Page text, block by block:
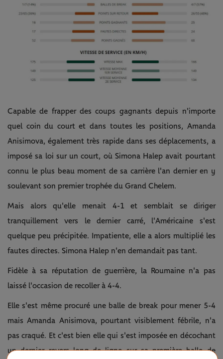
Capable de frapper des coups gagnants depuis n'importe
quel coin du court et dans toutes les positions, Amanda
Anisimova, également très rapide dans ses déplacements, a
imposé sa loi sur un court, où Simona Halep avait pourtant
connu le plus beau moment de sa carrière l'an dernier en y
soulevant son premier trophée du Grand Chelem.
Mais alors qu'elle menait 4-1 et semblait se diriger
tranquillement vers le dernier carré, l'Américaine s'est
quelque peu précipitée. Impatiente, elle a alors multiplié les
fautes directes. Simona Halep n'en demandait pas tant.
Fidèle à sa réputation de guerrière, la Roumaine n'a pas
laissé l'occasion de recoller à 4-4.
Elle s'est même procuré une balle de break pour mener 5-4
mais Amanda Anisimova, pourtant visiblement fébrile, n'a
pas craqué. Et c'est bien elle qui s'est imposée en décochant
un dernier revers long de ligne sur sa première balle de